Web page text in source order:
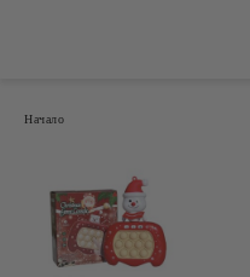
Начало